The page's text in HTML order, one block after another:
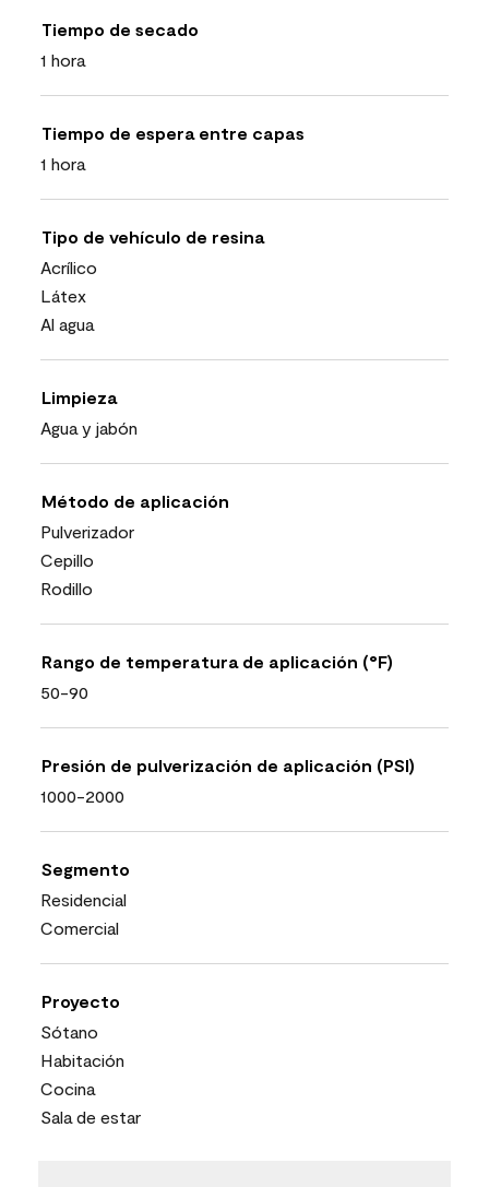
Tiempo de secado
1 hora
Tiempo de espera entre capas
1 hora
Tipo de vehículo de resina
Acrílico
Látex
Al agua
Limpieza
Agua y jabón
Método de aplicación
Pulverizador
Cepillo
Rodillo
Rango de temperatura de aplicación (°F)
50-90
Presión de pulverización de aplicación (PSI)
1000-2000
Segmento
Residencial
Comercial
Proyecto
Sótano
Habitación
Cocina
Sala de estar